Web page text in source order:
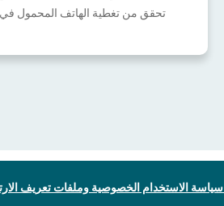
تحقق من تغطية الهاتف المحمول
سياسة الاستخدام الخصوصية وملفات تعريف